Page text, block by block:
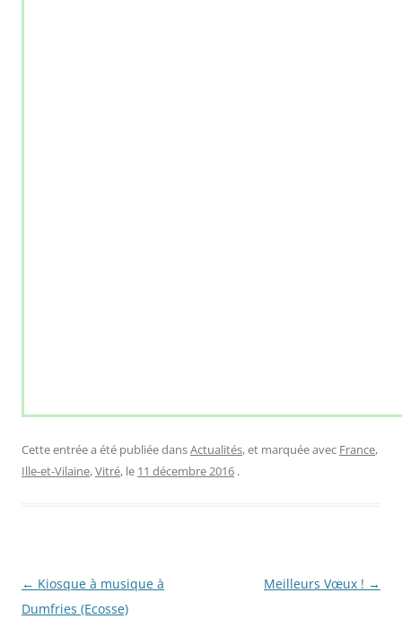
Cette entrée a été publiée dansActualités, et marquée avec France,
Ille-et-Vilaine,Vitré, le 11 décembre 2016 .
Navigation
des
← Kiosque à musique à
Dumfries (Ecosse)
Meilleurs Vœux ! →